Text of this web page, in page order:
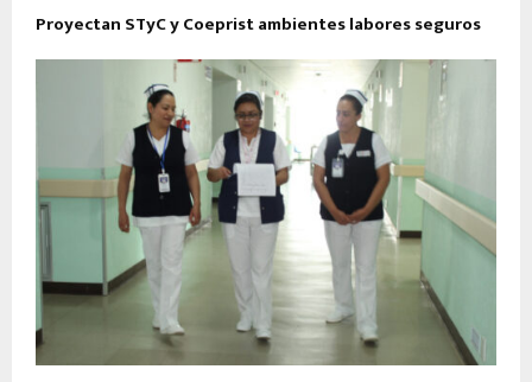
Proyectan STyC y Coeprist ambientes labores seguros